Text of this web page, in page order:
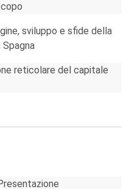
sviluppo e sfide della
reticolare del capitale